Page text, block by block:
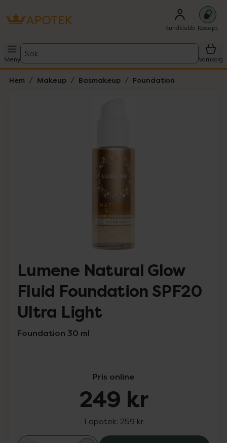
Kundklubb Recept
Meny
Sök
Varukorg
Hem Makeup Basmakeup Foundation
Lumene Natural Glow
Fluid Foundation SPF20
Ultra Light
Foundation 30 ml
Pris online
249 kr
I apotek: 259 kr